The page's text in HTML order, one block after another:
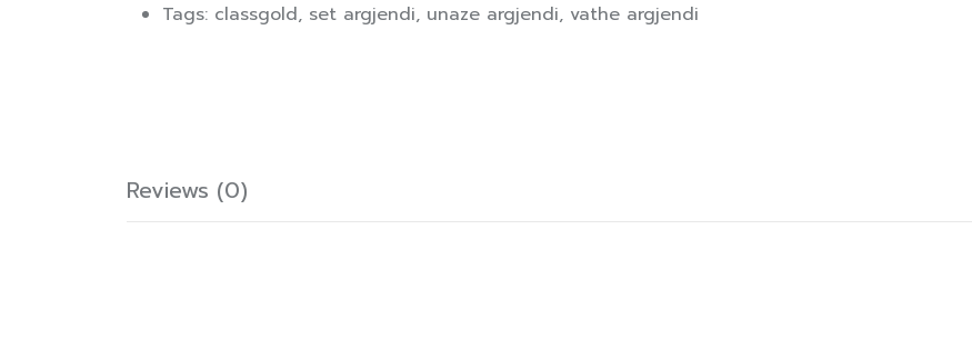
Tags: classgold, set argjendi, unaze argjendi, vathe argjendi
Reviews (0)